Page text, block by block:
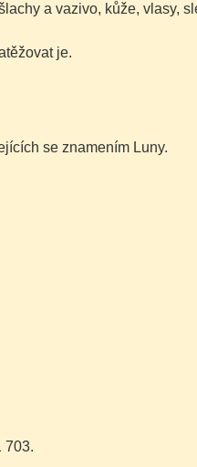
a vazivo, kůže, vlasy,
je.
se znamením Luny.
703.